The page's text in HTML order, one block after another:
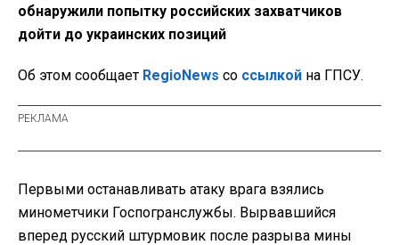
обнаружили попытку российских захватчиков
дойти до украинских позиций
Об этом сообщает RegioNews со ссылкой на ГПСУ.
Первыми останавливать атаку врага взялись
минометчики Госпогранслужбы. Вырвавшийся
вперед русский штурмовик после разрыва мины